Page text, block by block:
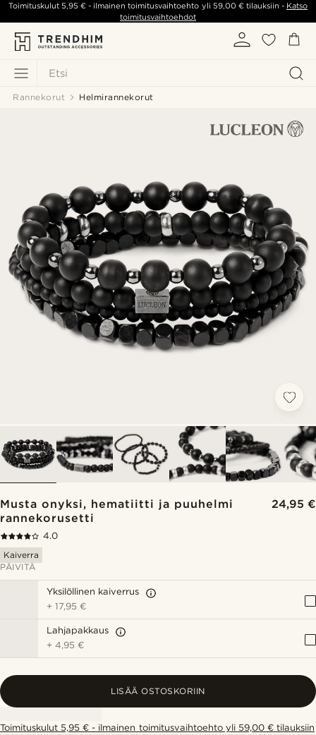
Etsi
Toimituskulut5,95 € - ilmainen toimitusvaihtoehto yli 59,00 €tilauksiin - Katso
toimitusvaihtoehdot
Rannekorut Helmirannekorut
Musta onyksi, hematiitti ja puuhelmi
rannekorusetti
24,95 €
4.0
Kaiverra
PÄIVITÄ
Yksilöllinen kaiverrus
+17,95 €
Lahjapakkaus
+4,95 €
LISÄÄ OSTOSKORIIN
Toimituskulut 5,95 € - ilmainen toimitusvaihtoehto yli 59,00 € tilauksiin